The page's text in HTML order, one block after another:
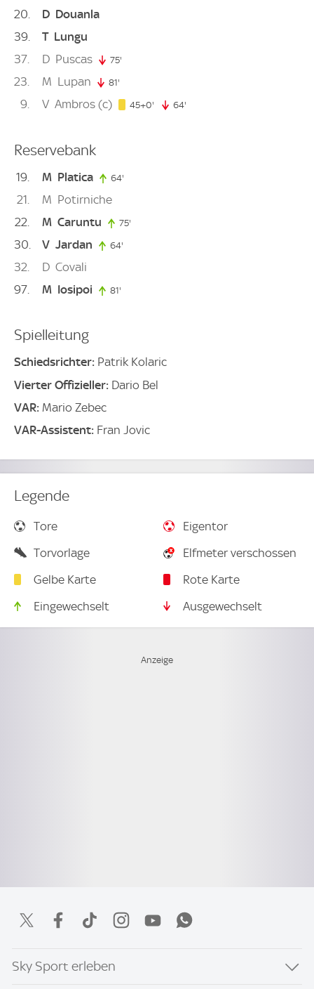
20 D Douanla
39
T Lungu
37
D Puscas 75'
23 M Lupan 81'
9 V Ambros (c) 45+0' 45. minute
64'
Reservebank
19 M Platica 64'
21 M Potirniche
22
M Caruntu 75'
30 V Jardan 64'
32 D Covali
97
M Iosipoi 81'
Spielleitung
Schiedsrichter: Patrik Kolaric
Vierter Offizieller: Dario Bel
VAR: Mario Zebec
VAR-Assistent: Fran Jovic
Legende
Tore
Eigentor
Torvorlage
Elfmeter verschossen
Gelbe Karte
Rote Karte
Eingewechselt
Ausgewechselt
Sky Sport erleben